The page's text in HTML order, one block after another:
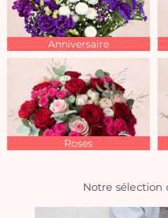
Anniversaire
Roses
Notre